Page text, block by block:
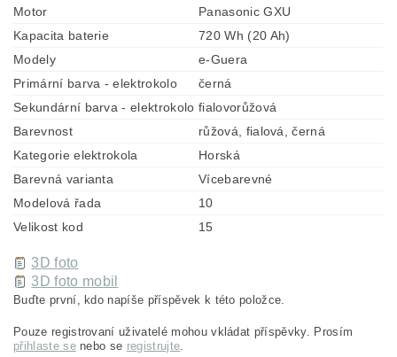
Motor
Panasonic GXU
Kapacita baterie
720 Wh (20 Ah)
Modely
e-Guera
Primární barva - elektrokolo
černá
Sekundární barva - elektrokolo fialovorůžová
Barevnost
růžová, fialová, černá
Kategorie elektrokola
Horská
Barevná varianta
Vícebarevné
Modelová řada
10
Velikost kod
15
3D foto
3D foto mobil
Buďte první, kdo napíše příspěvek k této položce.
Pouze registrovaní uživatelé mohou vkládat příspěvky. Prosím
přihlaste senebo se registrujte